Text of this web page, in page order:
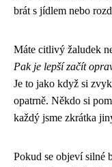
brát s jídlem nebo
Máte citlivý žaludek
Pak je lepší začít
Je to jako když si
opatrně. Někdo si
každý jsme zkrátka
Pokud se objeví silné